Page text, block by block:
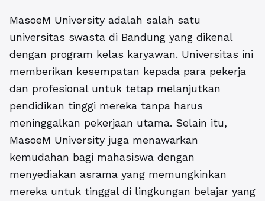
MasoeM University adalah salah satu
universitas swasta di Bandung yang dikenal
dengan program kelas karyawan. Universitas ini
memberikan kesempatan kepada para pekerja
dan profesional untuk tetap melanjutkan
pendidikan tinggi mereka tanpa harus
meninggalkan pekerjaan utama. Selain itu,
MasoeM University juga menawarkan
kemudahan bagi mahasiswa dengan
menyediakan asrama yang memungkinkan
mereka untuk tinggal di lingkungan belajar yang